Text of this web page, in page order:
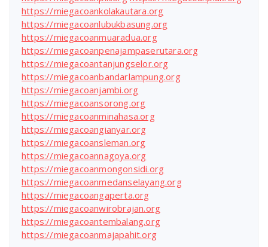
https://miegacoankolakautara.org
https://miegacoanlubukbasung.org
https://miegacoanmuaradua.org
https://miegacoanpenajampaserutara.org
https://miegacoantanjungselor.org
https://miegacoanbandarlampung.org
https://miegacoanjambi.org
https://miegacoansorong.org
https://miegacoanminahasa.org
https://miegacoangianyar.org
https://miegacoansleman.org
https://miegacoannagoya.org
https://miegacoanmongonsidi.org
https://miegacoanmedanselayang.org
https://miegacoangaperta.org
https://miegacoanwirobrajan.org
https://miegacoantembalang.org
https://miegacoanmajapahit.org